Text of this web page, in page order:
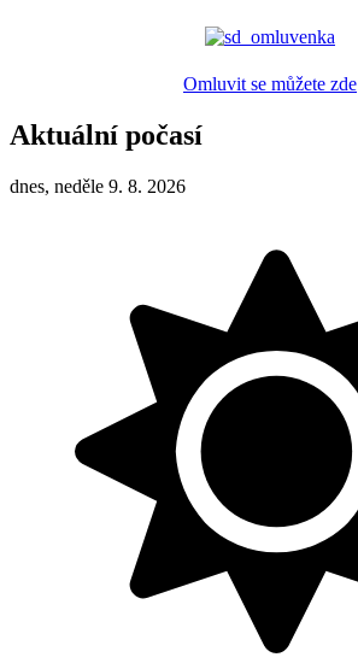
Omluvit se můžete zde
Aktuální počasí
dnes, neděle 9. 8. 2026